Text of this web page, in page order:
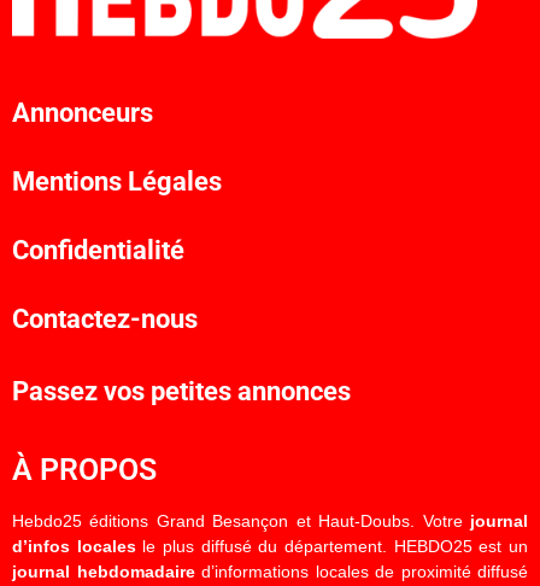
Annonceurs
Mentions Légales
Confidentialité
Contactez-nous
Passez vos petites annonces
À PROPOS
Hebdo25 éditions Grand Besançon et Haut-Doubs. Votre journal
d’infos localesle plus diffusé du département. HEBDO25 est un
journal hebdomadaired’informations locales de proximité diffusé